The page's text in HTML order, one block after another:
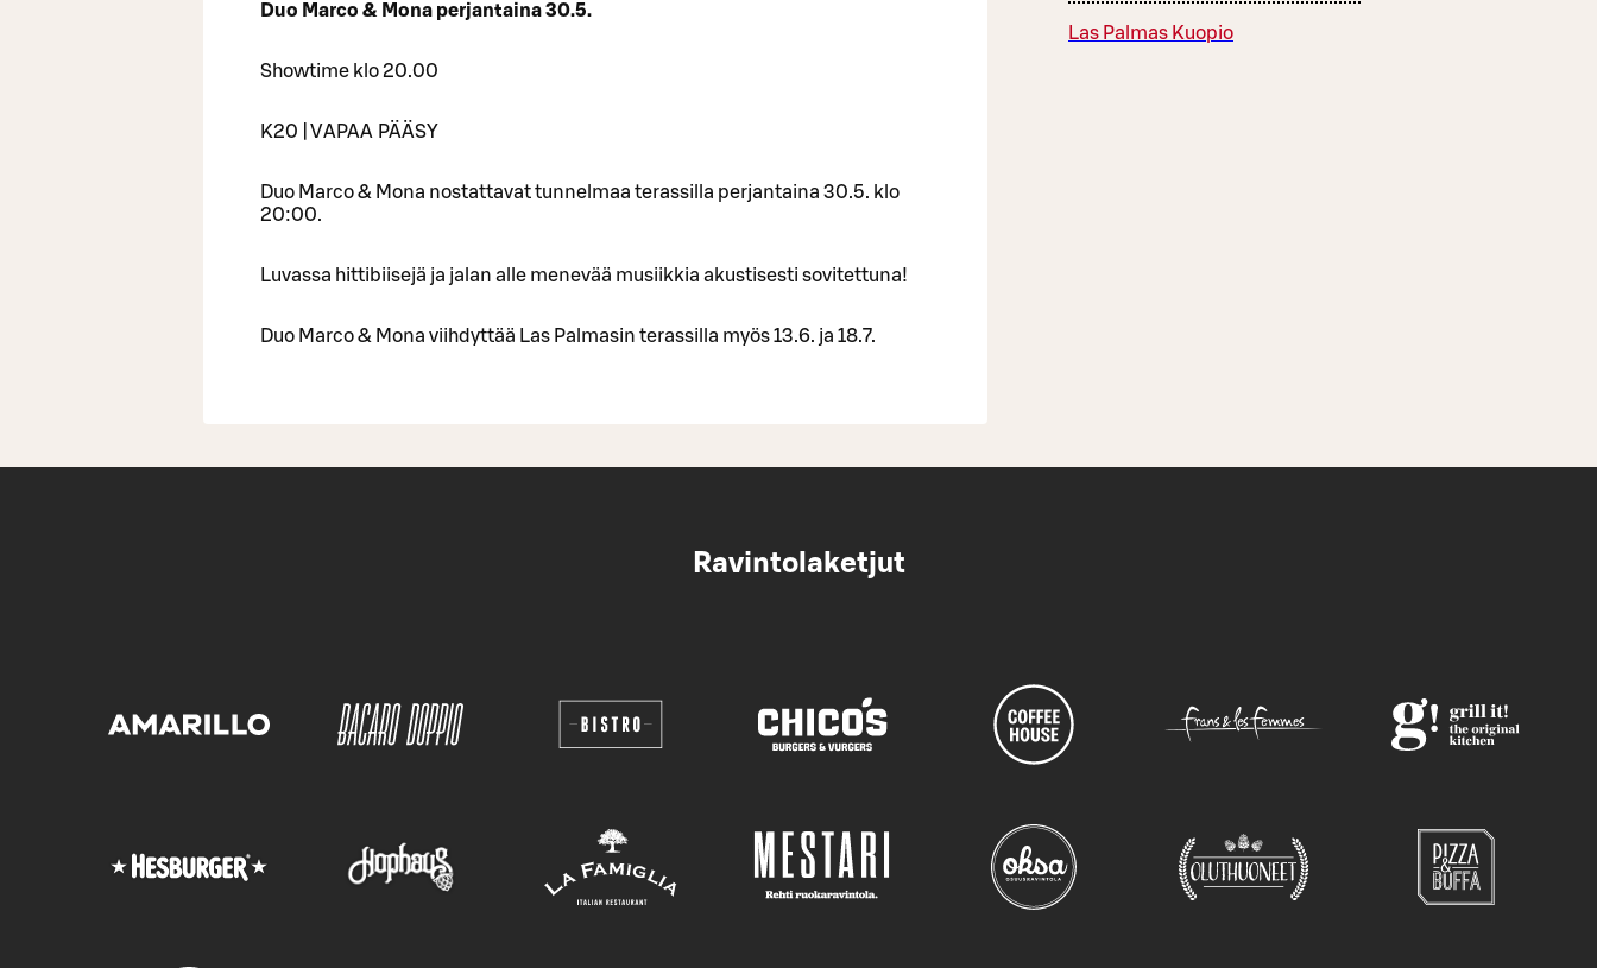
Duo Marco & Mona perjantaina 30.5.
Showtime klo 20.00
K20 | VAPAA PÄÄSY
Duo Marco & Mona nostattavat tunnelmaa terassilla perjantaina 30.5. klo
20:00.
Luvassa hittibiisejä ja jalan alle menevää musiikkia akustisesti sovitettuna!
Duo Marco & Mona viihdyttää Las Palmasin terassilla myös 13.6. ja 18.7.
Las Palmas Kuopio
Ravintolaketjut